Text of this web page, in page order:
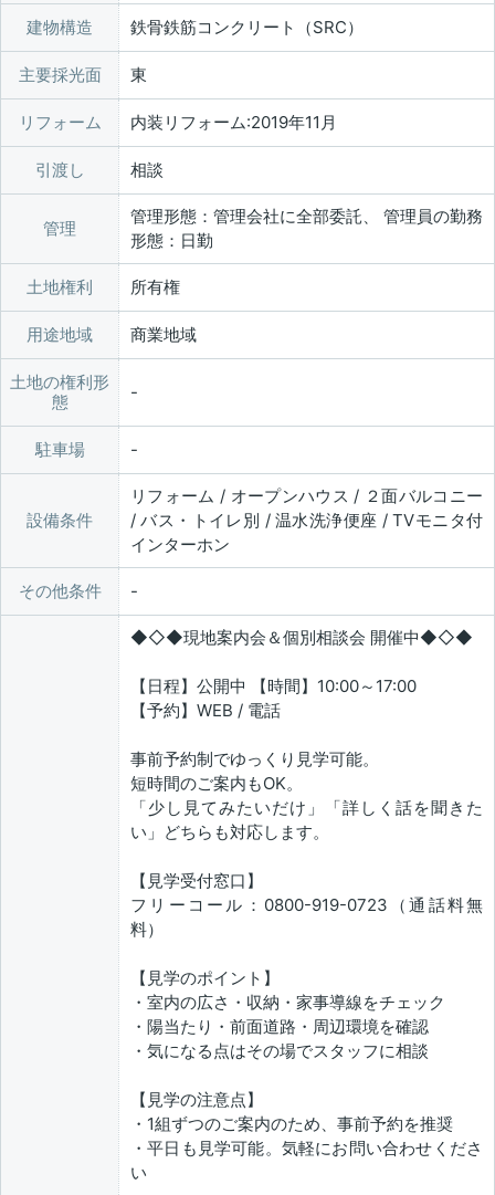
建物構造 鉄骨鉄筋コンクリート（SRC）
主要採光面 東
リフォーム 内装リフォーム:2019年11月
引渡し 相談
管理
管理形態：管理会社に全部委託、 管理員の勤務
形態：日勤
土地権利 所有権
用途地域 商業地域
土地の権利形
態
駐車場
設備条件
リフォーム / オープンハウス / ２面バルコニー
/ バス・トイレ別 / 温水洗浄便座 / TVモニタ付
インターホン
その他条件
◆◇◆現地案内会＆個別相談会 開催中◆◇◆
【日程】公開中 【時間】10:00～17:00
【予約】WEB / 電話
事前予約制でゆっくり見学可能。
短時間のご案内もOK。
「少し見てみたいだけ」「詳しく話を聞きた
い」どちらも対応します。
【見学受付窓口】
フリーコール：0800-919-0723（通話料無
料）
【見学のポイント】
・室内の広さ・収納・家事導線をチェック
・陽当たり・前面道路・周辺環境を確認
・気になる点はその場でスタッフに相談
【見学の注意点】
・1組ずつのご案内のため、事前予約を推奨
・平日も見学可能。気軽にお問い合わせくださ
い